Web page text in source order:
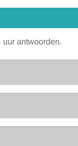
antwoorden.